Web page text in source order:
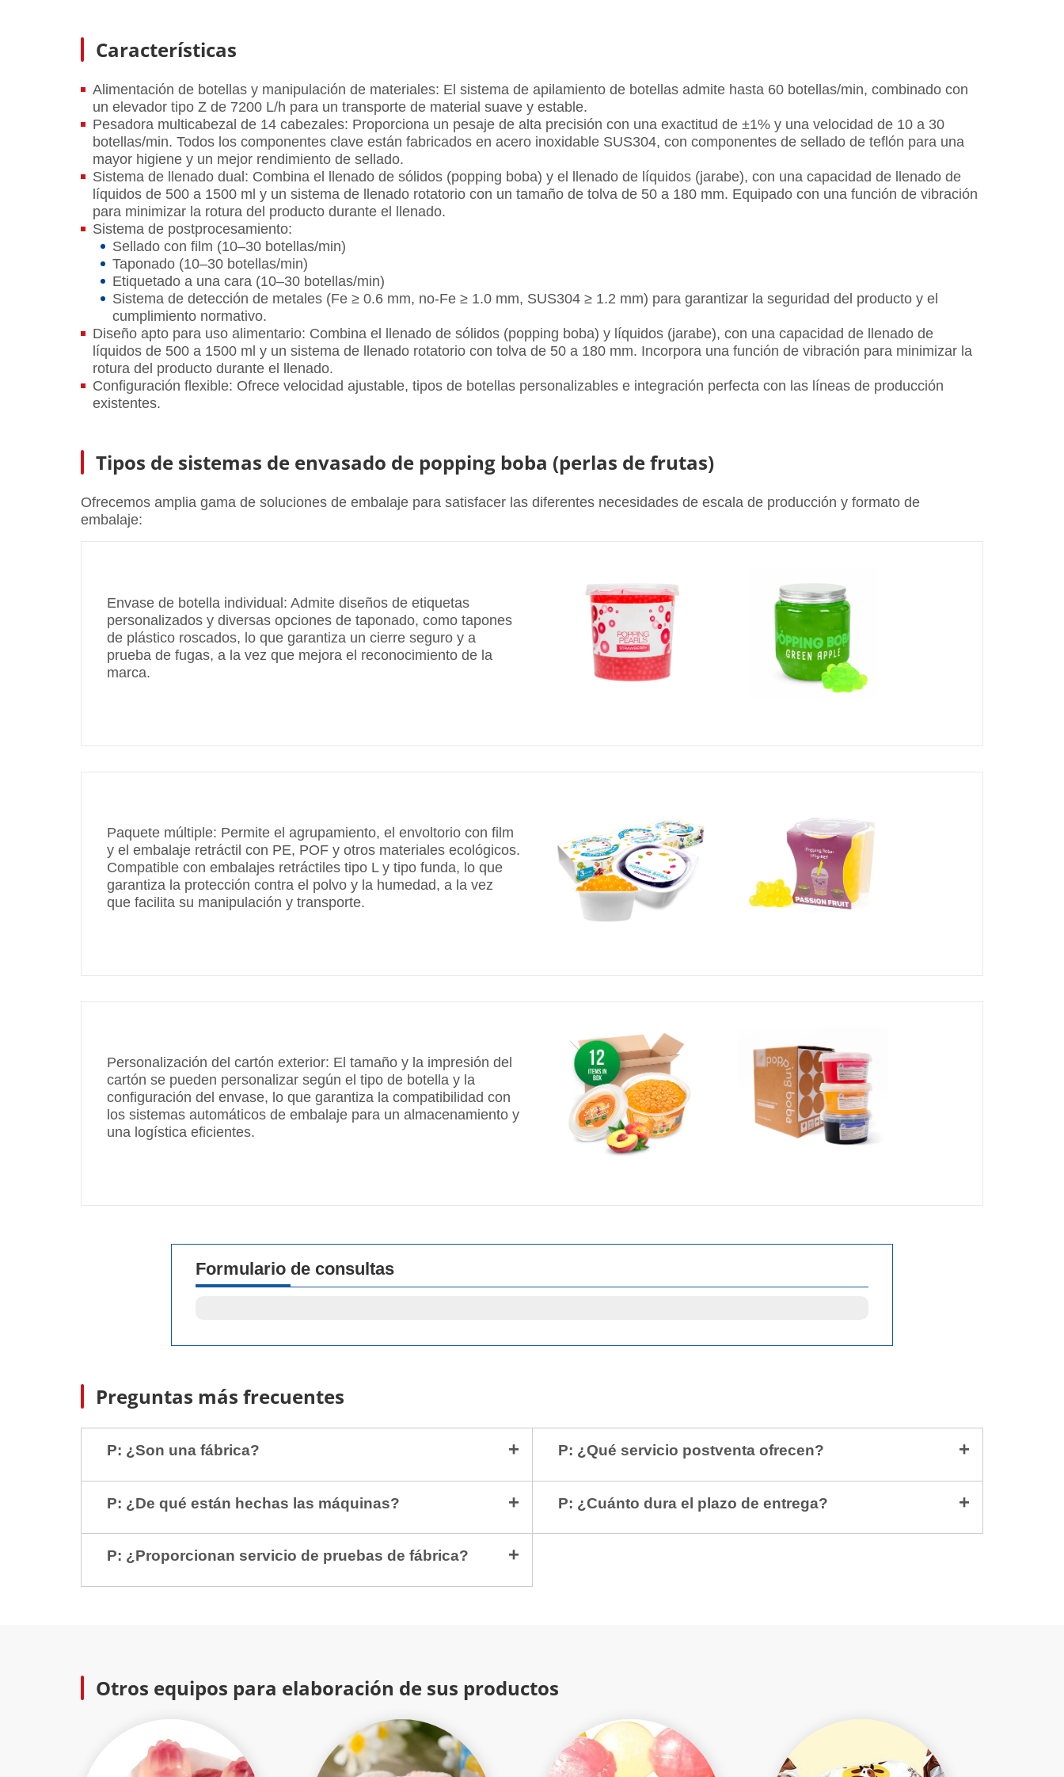
Características
Alimentación de botellas y manipulación de materiales: El sistema de apilamiento de botellas admite hasta 60 botellas/min, combinado con
un elevador tipo Z de 7200 L/h para un transporte de material suave y estable.
Pesadora multicabezal de 14 cabezales: Proporciona un pesaje de alta precisión con una exactitud de ±1% y una velocidad de 10 a 30
botellas/min. Todos los componentes clave están fabricados en acero inoxidable SUS304, con componentes de sellado de teflón para una
mayor higiene y un mejor rendimiento de sellado.
Sistema de llenado dual: Combina el llenado de sólidos (popping boba) y el llenado de líquidos (jarabe), con una capacidad de llenado de
líquidos de 500 a 1500 ml y un sistema de llenado rotatorio con un tamaño de tolva de 50 a 180 mm. Equipado con una función de vibración
para minimizar la rotura del producto durante el llenado.
Sistema de postprocesamiento:
Sellado con film (10–30 botellas/min)
Taponado (10–30 botellas/min)
Etiquetado a una cara (10–30 botellas/min)
Sistema de detección de metales (Fe ≥ 0.6 mm, no-Fe ≥ 1.0 mm, SUS304 ≥ 1.2 mm) para garantizar la seguridad del producto y el
cumplimiento normativo.
Diseño apto para uso alimentario: Combina el llenado de sólidos (popping boba) y líquidos (jarabe), con una capacidad de llenado de
líquidos de 500 a 1500 ml y un sistema de llenado rotatorio con tolva de 50 a 180 mm. Incorpora una función de vibración para minimizar la
rotura del producto durante el llenado.
Configuración flexible: Ofrece velocidad ajustable, tipos de botellas personalizables e integración perfecta con las líneas de producción
existentes.
Tipos de sistemas de envasado de popping boba (perlas de frutas)
Ofrecemos amplia gama de soluciones de embalaje para satisfacer las diferentes necesidades de escala de producción y formato de
embalaje:
Envase de botella individual: Admite diseños de etiquetas
personalizados y diversas opciones de taponado, como tapones
de plástico roscados, lo que garantiza un cierre seguro y a
prueba de fugas, a la vez que mejora el reconocimiento de la
marca.
Paquete múltiple: Permite el agrupamiento, el envoltorio con film
y el embalaje retráctil con PE, POF y otros materiales ecológicos.
Compatible con embalajes retráctiles tipo L y tipo funda, lo que
garantiza la protección contra el polvo y la humedad, a la vez
que facilita su manipulación y transporte.
Personalización del cartón exterior: El tamaño y la impresión del
cartón se pueden personalizar según el tipo de botella y la
configuración del envase, lo que garantiza la compatibilidad con
los sistemas automáticos de embalaje para un almacenamiento y
una logística eficientes.
Formulario de consultas
Preguntas más frecuentes
P: ¿Son una fábrica? P: ¿Qué servicio postventa ofrecen?
P: ¿De qué están hechas las máquinas? P: ¿Cuánto dura el plazo de entrega?
P: ¿Proporcionan servicio de pruebas de fábrica?
Otros equipos para elaboración de sus productos